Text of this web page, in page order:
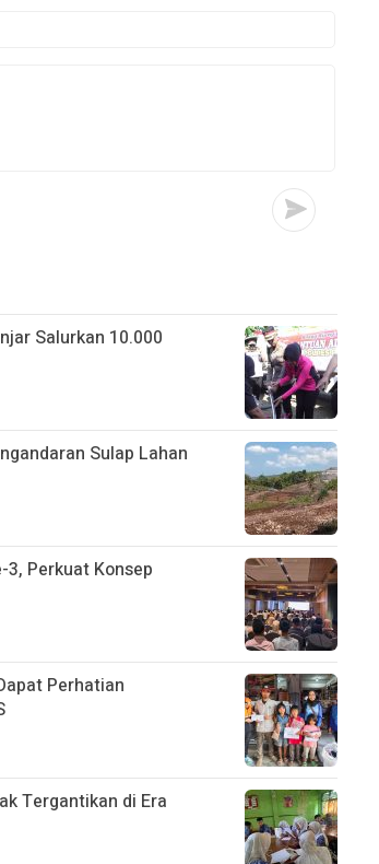
Salurkan 10.000
Sulap Lahan
3, Perkuat Konsep
Perhatian
Tergantikan di Era